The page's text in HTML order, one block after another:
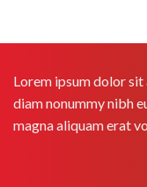
Lorem ipsum dolor
diam nonummy nibh
magna aliquam erat